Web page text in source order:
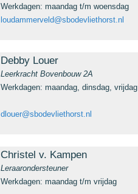
Werkdagen: maandag t/m woensdag
loudammerveld@sbodevliethorst.nl
Debby Louer
Leerkracht Bovenbouw 2A
Werkdagen: maandag, dinsdag, vrijdag
dlouer@sbodevliethorst.nl
Christel v. Kampen
Leraarondersteuner
Werkdagen: maandag t/m vrijdag